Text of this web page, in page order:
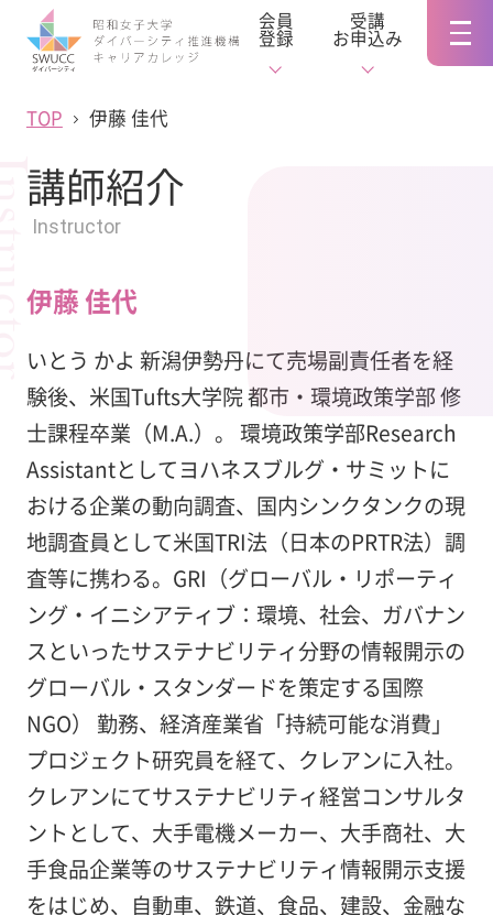
会員
登録
受講
お申込み
TOP 伊藤 佳代
講師紹介
Instructor
伊藤 佳代
いとう かよ 新潟伊勢丹にて売場副責任者を経
験後、米国Tufts大学院 都市・環境政策学部 修
士課程卒業（M.A.）。 環境政策学部Research
Assistantとしてヨハネスブルグ・サミットに
おける企業の動向調査、国内シンクタンクの現
地調査員として米国TRI法（日本のPRTR法）調
査等に携わる。GRI（グローバル・リポーティ
ング・イニシアティブ：環境、社会、ガバナン
スといったサステナビリティ分野の情報開示の
グローバル・スタンダードを策定する国際
NGO） 勤務、経済産業省「持続可能な消費」
プロジェクト研究員を経て、クレアンに入社。
クレアンにてサステナビリティ経営コンサルタ
ントとして、大手電機メーカー、大手商社、大
手食品企業等のサステナビリティ情報開示支援
をはじめ、自動車、鉄道、食品、建設、金融な